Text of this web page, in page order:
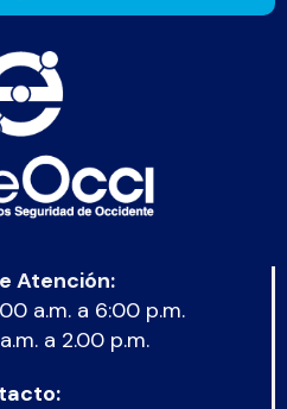
Atención:
a.m. a 6:00 p.m.
a 2.00 p.m.